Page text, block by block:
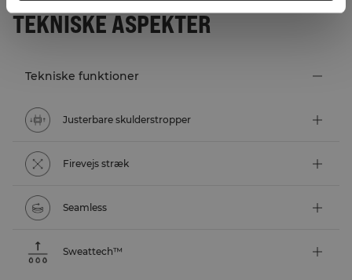
TEKNISKE ASPEKTER
Tekniske funktioner
Justerbare skulderstropper
Firevejs stræk
Seamless
Sweattech™